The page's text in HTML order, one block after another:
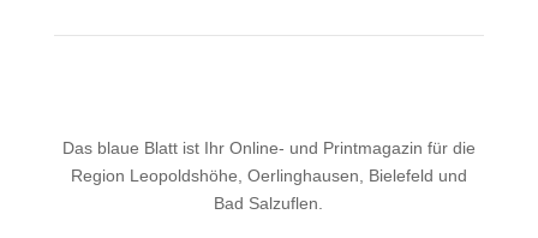
Das blaue Blatt ist Ihr Online- und Printmagazin für die
Region Leopoldshöhe, Oerlinghausen, Bielefeld und
Bad Salzuflen.